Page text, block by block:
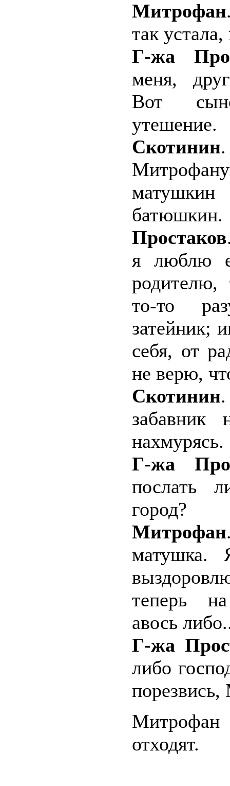
Митрофан
так
Г-жа
меня,
Вот
утешение.
Скотинин
батюшкин.
Простаков
я люблю
родителю,
то-то
затейник;
себя, от
не верю,
Скотинин
забавник
нахмурясь.
Г-жа
послать
город?
Митрофан
теперь
авось
Г-жа
либо
отходят.